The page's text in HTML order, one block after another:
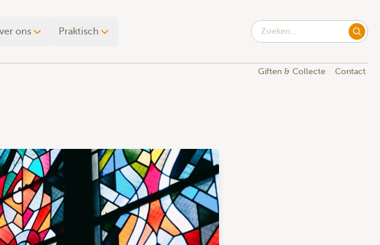
ons Praktisch
Giften & Collecte Contact